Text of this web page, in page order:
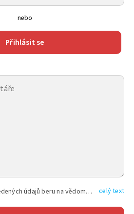
nebo
Přihlásit se
Vyplněním shora uvedených údajů beru na vědomí, že společnost TEXT FACTORY s.r.o., sídlem Brno, Durďákova 336/29, Černá Pole, PSČ: 613 00, IČ: 06157831, zapsané u Krajského soudu v Brně, oddíl C, vložka 100399, bude zpracovávat mé osobní údaje uvedené v rámci mnou vyplněného registračního formuláře na základě oprávněných zájmů TEXT FACTORY s.r.o. dle čl. 6 odst. 1 písm. f) GDPR a pro splnění právních povinností (čl. 6 odst. 1 písm. c) GDPR), a to pro tyto účely: nezbytnost zajistit oprávnění návštěvníka webových stránek provozovaných společností TEXT FACTORY s.r.o. přispívat aktivně ke zveřejněným článkům nebo v rámci diskusních fór a výkon práv TEXT FACTORY s.r.o. jako administrátora těchto diskusních fór. Více informací o zpracování osobních údajů a právech lze nalézt v celý text